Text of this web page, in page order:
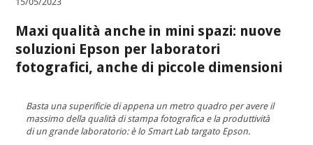
Maxi qualità anche in mini spazi: nuove
soluzioni Epson per laboratori
fotografici, anche di piccole dimensioni
Basta una superificie di appena un metro quadro per avere il
massimo della qualità di stampa fotografica e la produttività
di un grande laboratorio: è lo Smart Lab targato Epson.